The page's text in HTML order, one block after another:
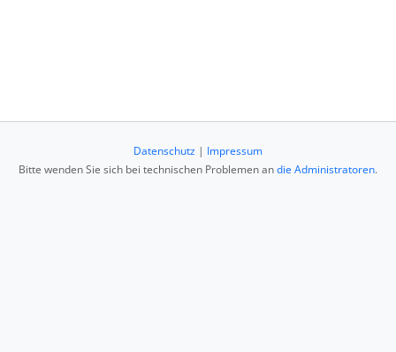
Datenschutz | Impressum
Bitte wenden Sie sich bei technischen Problemen andie Administratoren.